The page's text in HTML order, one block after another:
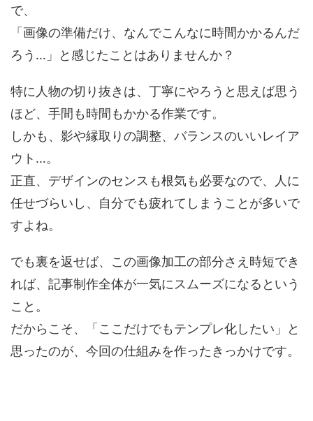
で、
「画像の準備だけ、なんでこんなに時間かかるんだ
ろう…」と感じたことはありませんか？
特に人物の切り抜きは、丁寧にやろうと思えば思う
ほど、手間も時間もかかる作業です。
しかも、影や縁取りの調整、バランスのいいレイア
ウト…。
正直、デザインのセンスも根気も必要なので、人に
任せづらいし、自分でも疲れてしまうことが多いで
すよね。
でも裏を返せば、この画像加工の部分さえ時短でき
れば、記事制作全体が一気にスムーズになるという
こと。
だからこそ、「ここだけでもテンプレ化したい」と
思ったのが、今回の仕組みを作ったきっかけです。